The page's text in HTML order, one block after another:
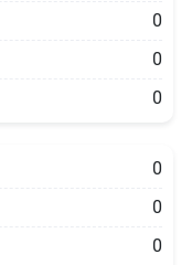
0
0
0
0
0
0